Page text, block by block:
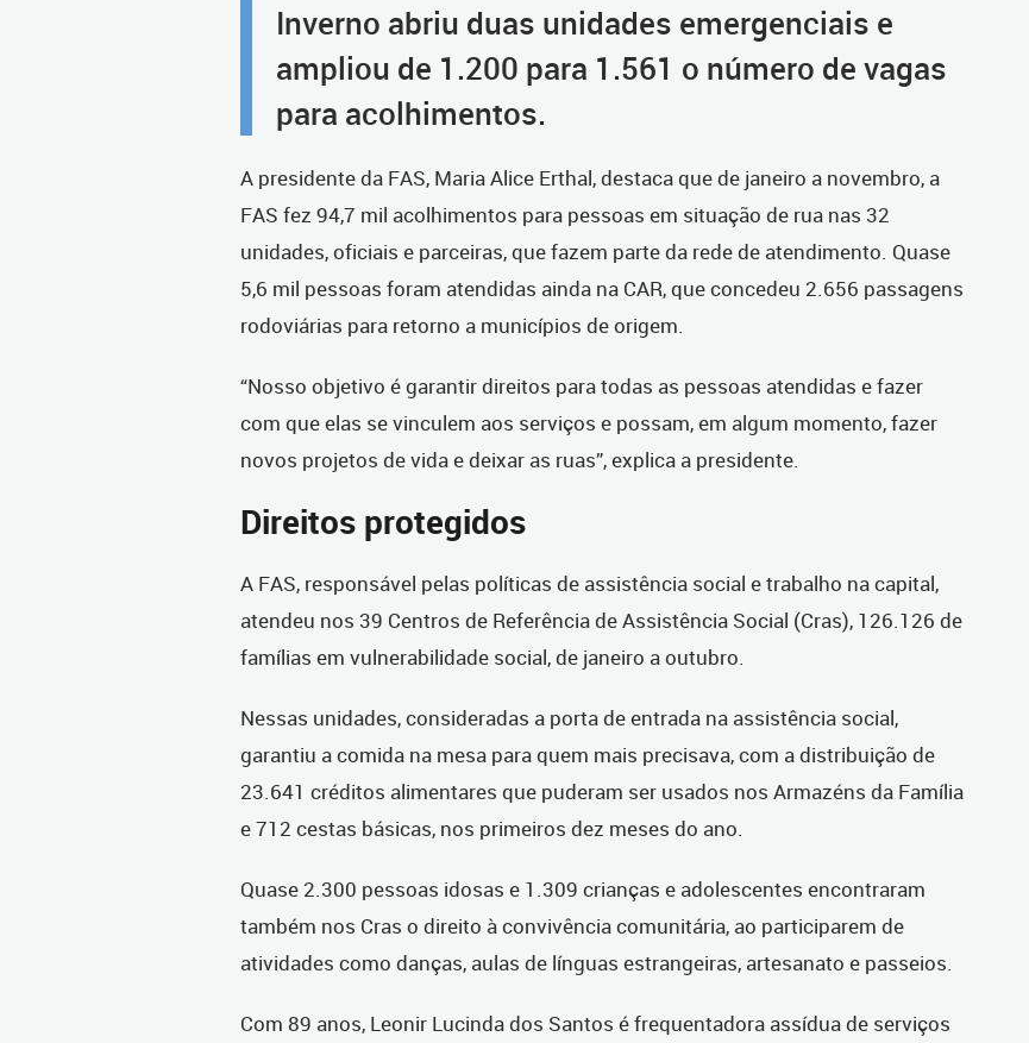
Inverno abriu duas unidades emergenciais e
ampliou de 1.200 para 1.561 o número de vagas
para acolhimentos.
A presidente da FAS, Maria Alice Erthal, destaca que de janeiro a novembro, a
FAS fez 94,7 mil acolhimentos para pessoas em situação de rua nas 32
unidades, oficiais e parceiras, que fazem parte da rede de atendimento. Quase
5,6 mil pessoas foram atendidas ainda na CAR, que concedeu 2.656 passagens
rodoviárias para retorno a municípios de origem.
“Nosso objetivo é garantir direitos para todas as pessoas atendidas e fazer
com que elas se vinculem aos serviços e possam, em algum momento, fazer
novos projetos de vida e deixar as ruas”, explica a presidente.
Direitos protegidos
A FAS, responsável pelas políticas de assistência social e trabalho na capital,
atendeu nos 39 Centros de Referência de Assistência Social (Cras), 126.126 de
famílias em vulnerabilidade social, de janeiro a outubro.
Nessas unidades, consideradas a porta de entrada na assistência social,
garantiu a comida na mesa para quem mais precisava, com a distribuição de
23.641 créditos alimentares que puderam ser usados nos Armazéns da Família
e 712 cestas básicas, nos primeiros dez meses do ano.
Quase 2.300 pessoas idosas e 1.309 crianças e adolescentes encontraram
também nos Cras o direito à convivência comunitária, ao participarem de
atividades como danças, aulas de línguas estrangeiras, artesanato e passeios.
Com 89 anos, Leonir Lucinda dos Santos é frequentadora assídua de serviços